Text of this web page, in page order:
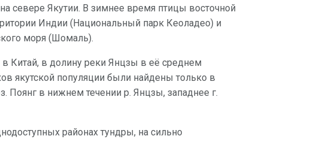
севере Якутии. В зимнее время птицы восточной
Индии (Национальный парк Кеоладео) и
моря (Шомаль).
в Китай, в долину реки Янцзы в её среднем
якутской популяции были найдены только в
Поянг в нижнем течении р. Янцзы, западнее г.
районах тундры, на сильно